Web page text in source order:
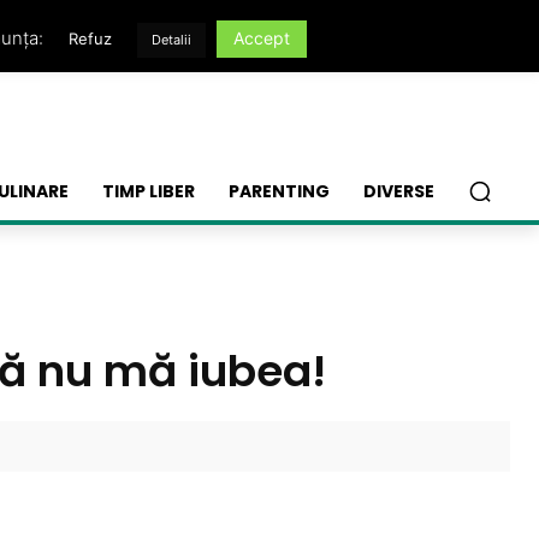
TIMP LIBER PARENTING DIVERSE
nu mă iubea!
Refuz Detalii Accept